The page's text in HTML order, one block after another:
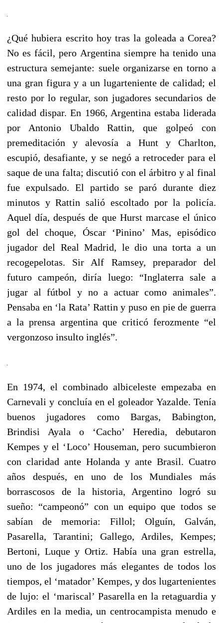
¿Qué hubiera escrito hoy tras la goleada a Corea?
No es fácil, pero Argentina siempre ha tenido una
estructura semejante: suele organizarse en torno a
una gran figura y a un lugarteniente de calidad; el
resto por lo regular, son jugadores secundarios de
calidad dispar. En 1966, Argentina estaba liderada
por Antonio Ubaldo Rattin, que golpeó con
premeditación y alevosía a Hunt y Charlton,
escupió, desafiante, y se negó a retroceder para el
saque de una falta; discutió con el árbitro y al final
fue expulsado. El partido se paró durante diez
minutos y Rattin salió escoltado por la policía.
Aquel día, después de que Hurst marcase el único
gol del choque, Óscar ‘Pinino’ Mas, episódico
jugador del Real Madrid, le dio una torta a un
recogepelotas. Sir Alf Ramsey, preparador del
futuro campeón, diría luego: “Inglaterra sale a
jugar al fútbol y no a actuar como animales”.
Pensaba en ‘la Rata’ Rattin y puso en pie de guerra
a la prensa argentina que criticó ferozmente “el
vergonzoso insulto inglés”.
En 1974, el combinado albiceleste empezaba en
Carnevali y concluía en el goleador Yazalde. Tenía
buenos jugadores como Bargas, Babington,
Brindisi Ayala o ‘Cacho’ Heredia, debutaron
Kempes y el ‘Loco’ Houseman, pero sucumbieron
con claridad ante Holanda y ante Brasil. Cuatro
años después, en uno de los Mundiales más
borrascosos de la historia, Argentino logró su
sueño: “campeonó” con un equipo que todos se
sabían de memoria: Fillol; Olguín, Galván,
Pasarella, Tarantini; Gallego, Ardiles, Kempes;
Bertoni, Luque y Ortiz. Había una gran estrella,
uno de los jugadores más elegantes de todos los
tiempos, el ‘matador’ Kempes, y dos lugartenientes
de lujo: el ‘mariscal’ Pasarella en la retaguardia y
Ardiles en la media, un centrocampista menudo e